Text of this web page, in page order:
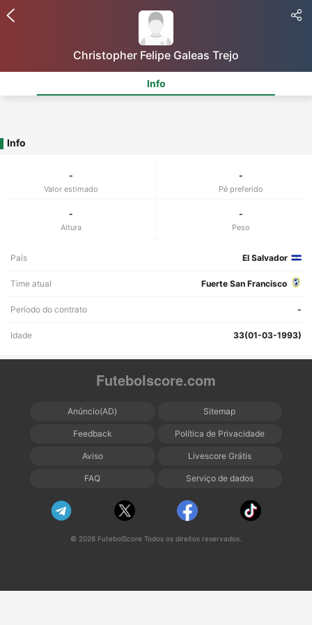
Christopher Felipe Galeas Trejo
Info
Info
-
Valor estimado
-
Pé preferido
-
Altura
-
Peso
País El Salvador
Time atual Fuerte San Francisco
Período do contrato -
Idade 33(01-03-1993)
Futebolscore.com
Anúncio(AD) Sitemap
Feedback Política de Privacidade
Aviso Livescore Grátis
FAQ Serviço de dados
© 2026 FutebolScore Todos os direitos reservados.